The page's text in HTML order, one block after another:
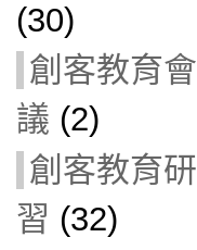
(30)
創客教育會
議 (2)
創客教育研
習 (32)